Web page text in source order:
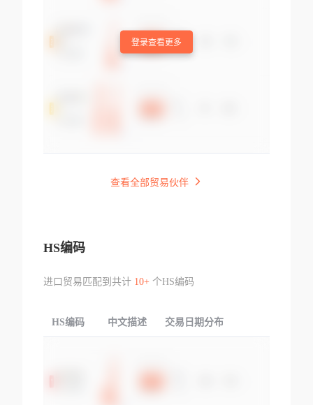
登录查看更多
查看全部贸易伙伴
HS编码
进口贸易匹配到共计 10+个HS编码
HS编码 中文描述 交易日期分布